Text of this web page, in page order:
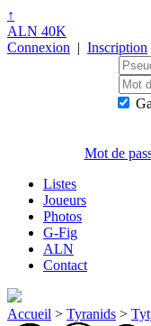
↑
ALN 40K
Connexion | Inscription
Mot de
Listes
Joueurs
Photos
G-Fig
ALN
Contact
Accueil > Tyranids >